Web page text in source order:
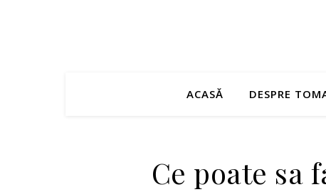
ACASĂ DESPRE
Ce poate sa